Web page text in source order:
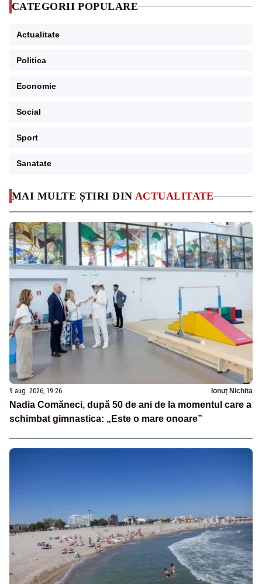
MAI MULTE ȘTIRI DIN ACTUALITATE
9 aug. 2026, 19:26 Ionuț Nichita
Nadia Comăneci, după 50 de ani de la momentul care a
schimbat gimnastica: „Este o mare onoare”
CATEGORII POPULARE
Actualitate
Politica
Economie
Social
Sport
Sanatate